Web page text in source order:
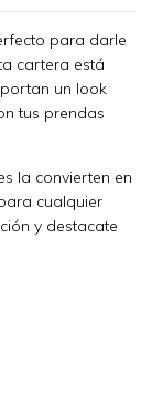
para darle
cartera está
un look
tus prendas
la convierten en
cualquier
y destacate